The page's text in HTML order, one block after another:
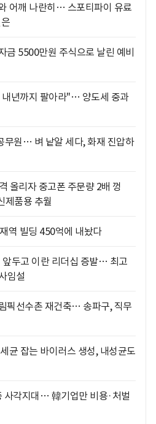
어깨 나란히… 스포티파이 유료
5500만원 주식으로 날린 예비
내년까지 팔아라"… 양도세 중과
무원… 벼 낱알 세다, 화재 진압하
올리자 중고폰 주문량 2배 껑
제품용 추월
역 빌딩 450억에 내놨다
앞두고 이란 리더십 증발… 최고
임설
픽선수촌 재건축… 송파구, 직무
균 잡는 바이러스 생성, 내성균도
사각지대… 韓기업만 비용·처벌